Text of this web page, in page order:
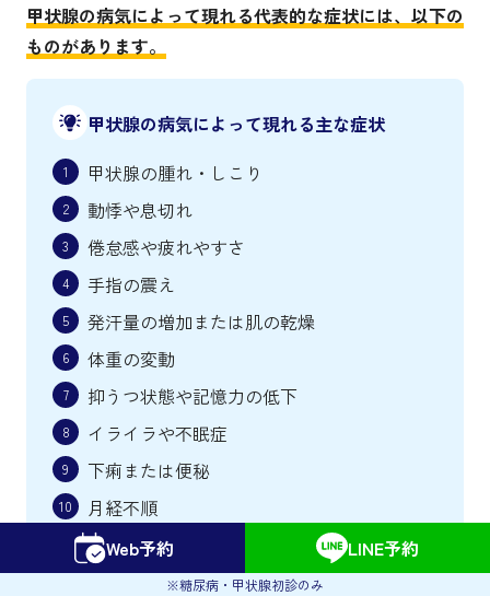
甲状腺の病気によって現れる代表的な症状には、以下の
ものがあります。
甲状腺の病気によって現れる主な症状
甲状腺の腫れ・しこり
動悸や息切れ
倦怠感や疲れやすさ
手指の震え
発汗量の増加または肌の乾燥
体重の変動
抑うつ状態や記憶力の低下
イライラや不眠症
下痢または便秘
月経不順
Web予約 LINE予約
※糖尿病・甲状腺初診のみ